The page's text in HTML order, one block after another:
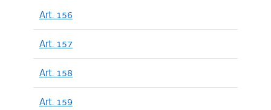
Art. 156
Art. 157
Art. 158
Art. 159